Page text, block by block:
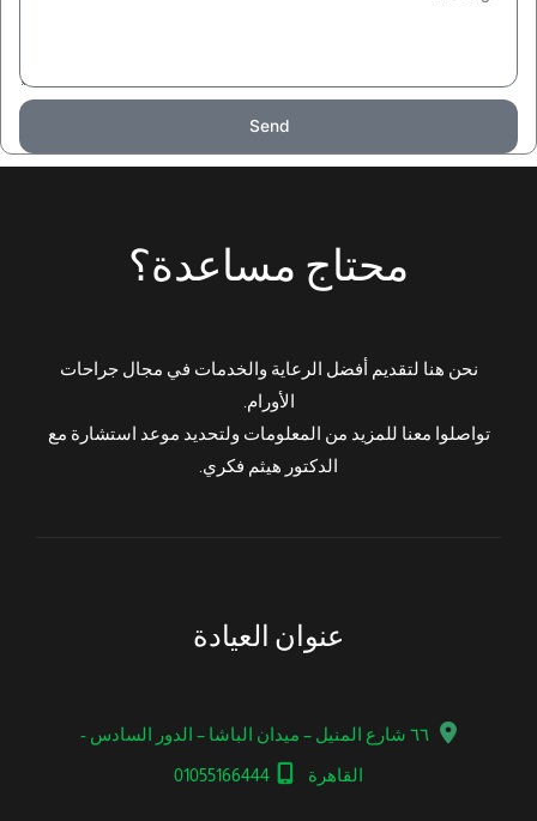
Send
محتاج مساعدة؟
نحن هنا لتقديم أفضل الرعاية والخدمات في مجال جراحات
الأورام.
تواصلوا معنا للمزيد من المعلومات ولتحديد موعد استشارة مع
الدكتور هيثم فكري.
عنوان العيادة
٦٦ شارع المنيل – ميدان الباشا – الدور السادس -
القاهرة 01055166444